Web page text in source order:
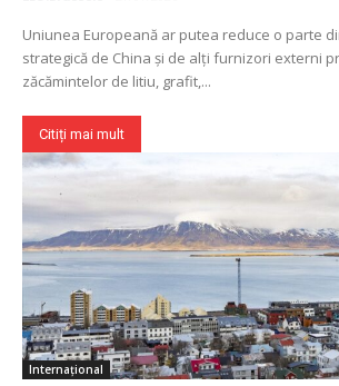
Uniunea Europeană ar putea reduce o parte
strategică de China și de alți furnizori externi
zăcămintelor de litiu, grafit,...
Citiți mai mult
Internațional